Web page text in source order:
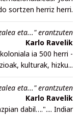
sortzen herriz herri.
eta..." erantzuten
Karlo Ravelik
ia 500 herri -
kulturak, hizku...
eta..." erantzuten
Karlo Ravelik
dabil….".... Indiar